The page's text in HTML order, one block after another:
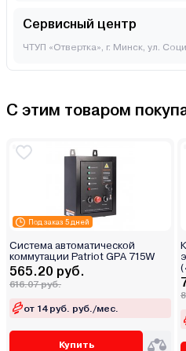
Сервисный центр
ЧТУП «Отвертка», г. Минск, ул.
С этим товаром
Под заказ 5 дней
Система автоматической
коммутации Patriot GPA 715W
565.20 руб.
616.07 руб.
от 14 руб. руб./мес.
Купить